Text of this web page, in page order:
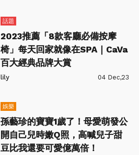
話題
2023推薦「8款客廳必備按摩
椅」每天回家就像在SPA｜CaVa
百大經典品牌大賞
lily 04 Dec,23
娛樂
孫藝珍的寶寶1歲了！母愛萌發公
開自己兒時嫩Q照，高喊兒子甜
豆比我還要可愛億萬倍！